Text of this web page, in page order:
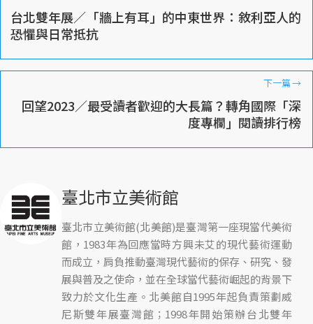
台北雙年展／「牆上有耳」的中東世界：敘利亞人的
恐懼與日常抵抗
下一篇→
回望2023／最受讀者歡迎的大長篇？轉角國際「深
度專欄」閱讀排行榜
臺北市立美術館
臺北市立美術館(北美館)是臺灣第一座現當代美術
館，1983年為回應當時方興未艾的現代藝術運動
而成立，肩負推動臺灣現代藝術的保存、研究、發
展與普及之使命，並在全球當代藝術崛起的背景下
致力於文化生產。北美館自1995年起負責策劃威
尼斯雙年展臺灣館；1998年開始策辦台北雙年